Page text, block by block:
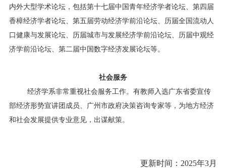
内外大型学术论坛，包括第十七届中国青年经济学者论坛、第四届
香樟经济学者论坛、 第五 届劳动经济学前沿论坛、历届全国流动人
口健康与发展论坛、历届城市与发展经济学前沿论坛、
历届中观经
济学前沿论坛、 第二届中国数字经济发展论坛等。
社会服务
经济学系非常重视社会服务工作。有教师入选广东省委宣传
部经济形势宣讲团成员、广州市政府决策咨询专家等，为地方经济
和社会发展提供专业意见，出谋献策。
更新时间： 2025年3月